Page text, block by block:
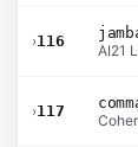
›116
AI21
›117